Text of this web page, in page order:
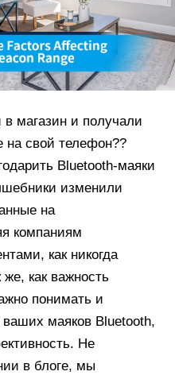
магазин и получали
на свой телефон??
Bluetooth-маяки
изменили
на
компаниям
как никогда
как важность
понимать и
маяков Bluetooth,
Не
в блоге, мы